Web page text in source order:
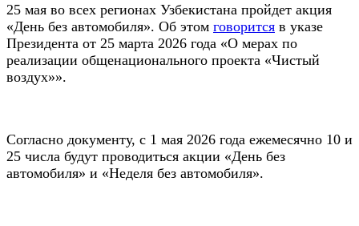
25 мая во всех регионах Узбекистана пройдет акция
«День без автомобиля». Об этом говорится в указе
Президента от 25 марта 2026 года «О мерах по
реализации общенационального проекта «Чистый
воздух»».
Согласно документу, с 1 мая 2026 года ежемесячно 10 и
25 числа будут проводиться акции «День без
автомобиля» и «Неделя без автомобиля».